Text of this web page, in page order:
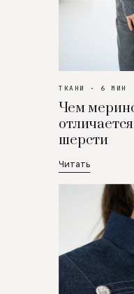
ТКАНИ · 6 МИН
Чем
шерсти
Читать